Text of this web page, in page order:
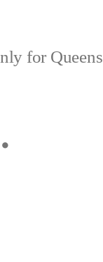
for Queens